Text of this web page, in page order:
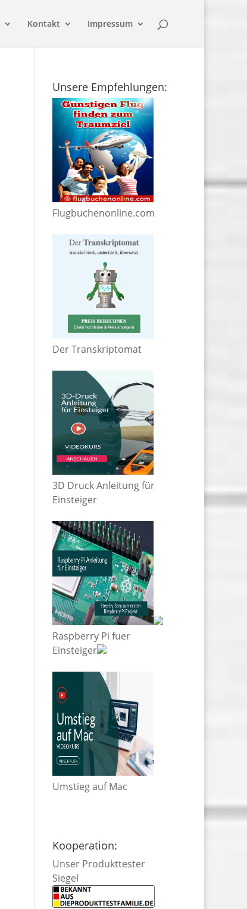
Kontakt Impressum
Unsere Empfehlungen:
Flugbuchenonline.com
Der Transkriptomat
3D Druck Anleitung für
Einsteiger
Raspberry Pi fuer
Einsteiger
Umstieg auf Mac
Kooperation:
Unser Produkttester
Siegel